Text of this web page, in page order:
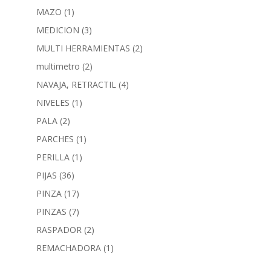
MAZO (1)
MEDICION (3)
MULTI HERRAMIENTAS (2)
multimetro (2)
NAVAJA, RETRACTIL (4)
NIVELES (1)
PALA (2)
PARCHES (1)
PERILLA (1)
PIJAS (36)
PINZA (17)
PINZAS (7)
RASPADOR (2)
REMACHADORA (1)